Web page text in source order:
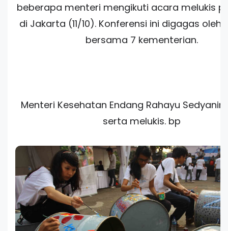
beberapa menteri mengikuti acara melukis
di Jakarta (11/10). Konferensi ini digagas oleh
bersama 7 kementerian.
Menteri Kesehatan Endang Rahayu
serta melukis. bp